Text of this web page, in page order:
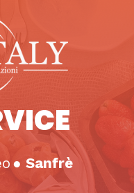
● Sanfrè